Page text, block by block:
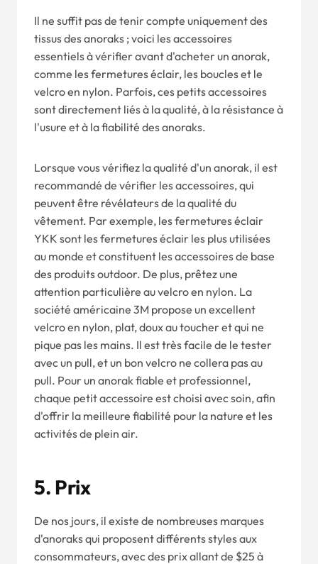
Il ne suffit pas de tenir compte uniquement des
tissus des anoraks ; voici les accessoires
essentiels à vérifier avant d'acheter un anorak,
comme les fermetures éclair, les boucles et le
velcro en nylon. Parfois, ces petits accessoires
sont directement liés à la qualité, à la résistance à
l'usure et à la fiabilité des anoraks.
Lorsque vous vérifiez la qualité d'un anorak, il est
recommandé de vérifier les accessoires, qui
peuvent être révélateurs de la qualité du
vêtement. Par exemple, les fermetures éclair
YKK sont les fermetures éclair les plus utilisées
au monde et constituent les accessoires de base
des produits outdoor. De plus, prêtez une
attention particulière au velcro en nylon. La
société américaine 3M propose un excellent
velcro en nylon, plat, doux au toucher et qui ne
pique pas les mains. Il est très facile de le tester
avec un pull, et un bon velcro ne collera pas au
pull. Pour un anorak fiable et professionnel,
chaque petit accessoire est choisi avec soin, afin
d'offrir la meilleure fiabilité pour la nature et les
activités de plein air.
5. Prix
De nos jours, il existe de nombreuses marques
d'anoraks qui proposent différents styles aux
consommateurs, avec des prix allant de $25 à